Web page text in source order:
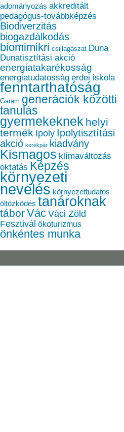
adományozás akkreditált
pedagógus-továbbképzés
Biodiverzitás
biogazdálkodás
biomimikri csillagászat Duna
Dunatisztítási akció
energiatakarékosság
energiatudatosság erdei iskola
fenntarthatóság
Garam generációk közötti
tanulás
gyermekeknek helyi
termék Ipoly Ipolytisztítási
akció kerékpár kiadvány
Kismagos klímaváltozás
oktatás Képzés
környezeti
nevelés környezettudatos
öltözködés tanároknak
táborVác Váci Zöld
Fesztivál ökoturizmus
önkéntes munka